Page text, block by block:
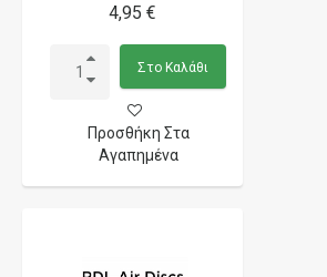
4,95 €
Στο Καλάθι
Προσθήκη Στα
Αγαπημένα